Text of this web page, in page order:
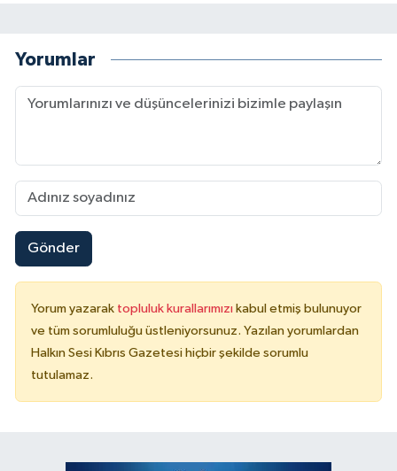
Yorumlar
Gönder
Yorum yazarak topluluk kurallarımızı kabul etmiş bulunuyor
ve tüm sorumluluğu üstleniyorsunuz. Yazılan yorumlardan
Halkın Sesi Kıbrıs Gazetesi hiçbir şekilde sorumlu
tutulamaz.